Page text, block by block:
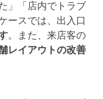
」「店内でトラブ
ースでは、出入口
。また、来店客の
レイアウトの改善